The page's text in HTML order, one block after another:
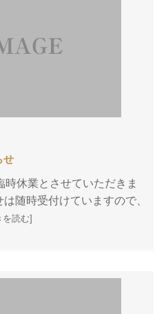
せ
休業とさせていただきま
随時受付けていますので、
を読む]